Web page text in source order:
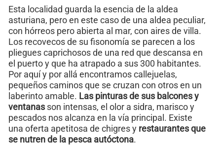
Esta localidad guarda la esencia de la aldea
asturiana, pero en este caso de una aldea peculiar,
con hórreos pero abierta al mar, con aires de villa.
Los recovecos de su fisonomía se parecen a los
pliegues caprichosos de una red que descansa en
el puerto y que ha atrapado a sus 300 habitantes.
Por aquí y por allá encontramos callejuelas,
pequeños caminos que se cruzan con otros en un
laberinto amable. Las pinturas de sus balcones y
ventanasson intensas, el olor a sidra, marisco y
pescados nos alcanza en la vía principal. Existe
una oferta apetitosa de chigres y restaurantes que
se nutren de la pesca autóctona.